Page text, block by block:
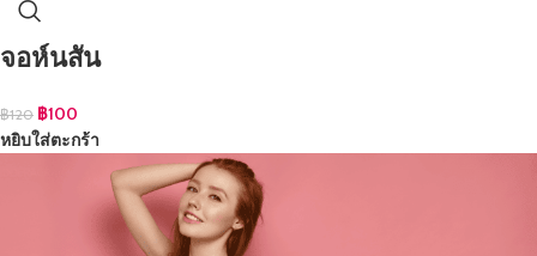
จอห์นสัน
฿120 ฿100
หยิบใส่ตะกร้า